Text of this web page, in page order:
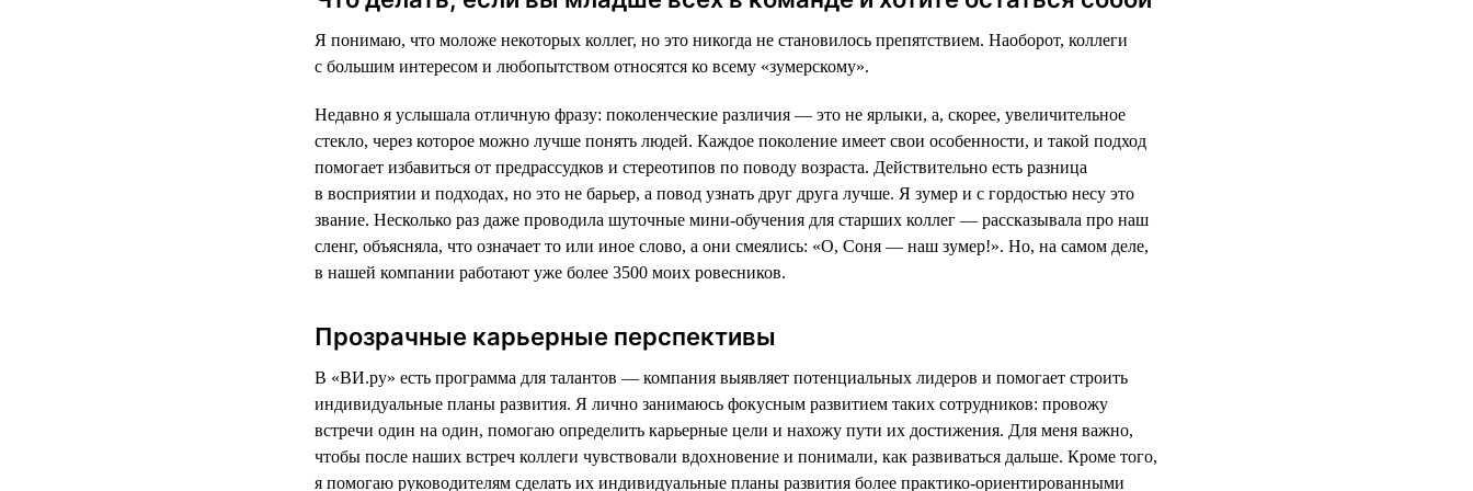
Я понимаю, что моложе некоторых коллег, но это никогда не становилось препятствием. Наоборот, коллеги
с большим интересом и любопытством относятся ко всему «зумерскому».
Недавно я услышала отличную фразу: поколенческие различия — это не ярлыки, а, скорее, увеличительное
стекло, через которое можно лучше понять людей. Каждое поколение имеет свои особенности, и такой подход
помогает избавиться от предрассудков и стереотипов по поводу возраста. Действительно есть разница
в восприятии и подходах, но это не барьер, а повод узнать друг друга лучше. Я зумер и с гордостью несу это
звание. Несколько раз даже проводила шуточные мини-обучения для старших коллег — рассказывала про наш
сленг, объясняла, что означает то или иное слово, а они смеялись: «О, Соня — наш зумер!». Но, на самом деле,
в нашей компании работают уже более 3500 моих ровесников.
Прозрачные карьерные перспективы
В «ВИ.ру» есть программа для талантов — компания выявляет потенциальных лидеров и помогает строить
индивидуальные планы развития. Я лично занимаюсь фокусным развитием таких сотрудников: провожу
встречи один на один, помогаю определить карьерные цели и нахожу пути их достижения. Для меня важно,
чтобы после наших встреч коллеги чувствовали вдохновение и понимали, как развиваться дальше. Кроме того,
я помогаю руководителям сделать их индивидуальные планы развития более практико-ориентированными